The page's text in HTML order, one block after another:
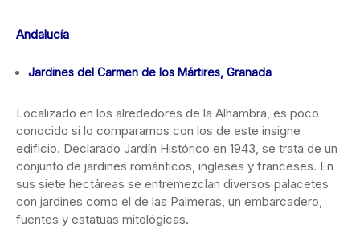
Andalucía
Jardines del Carmen de los Mártires, Granada
Localizado en los alrededores de la Alhambra, es poco
conocido si lo comparamos con los de este insigne
edificio. Declarado Jardín Histórico en 1943, se trata de un
conjunto de jardines románticos, ingleses y franceses. En
sus siete hectáreas se entremezclan diversos palacetes
con jardines como el de las Palmeras, un embarcadero,
fuentes y estatuas mitológicas.